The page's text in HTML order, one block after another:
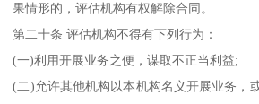
果情形的，评估机构有权解除合同。
第二十条 评估机构不得有下列行为：
(一)利用开展业务之便，谋取不正当利益;
(二)允许其他机构以本机构名义开展业务，